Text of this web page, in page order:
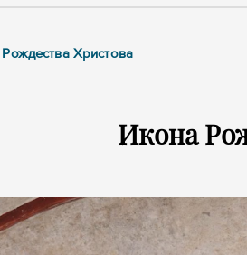
Христова
Икона